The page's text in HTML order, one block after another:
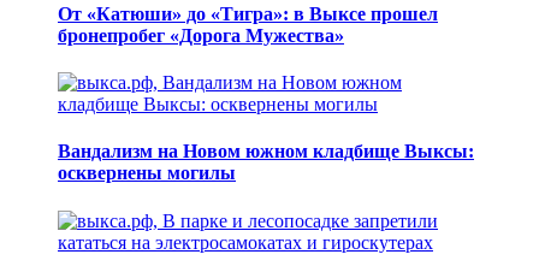
От «Катюши» до «Тигра»: в Выксе прошел
бронепробег «Дорога Мужества»
Вандализм на Новом южном кладбище Выксы:
осквернены могилы